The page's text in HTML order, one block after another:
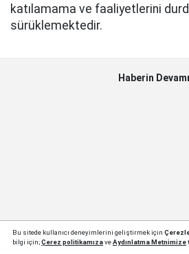
katılamama ve faaliyetlerini
sürüklemektedir.
Haberin Devamı
Bu sitede kullanıcı deneyimlerini geliştirmek için
bilgi için;Çerez politikamızaveAydınlatma Metnimize